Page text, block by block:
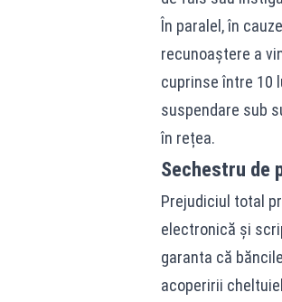
În paralel, în
recunoaștere a
cuprinse între 10
suspendare sub
în rețea.
Sechestru de
Prejudiciul total
electronică și
garanta că
acoperirii